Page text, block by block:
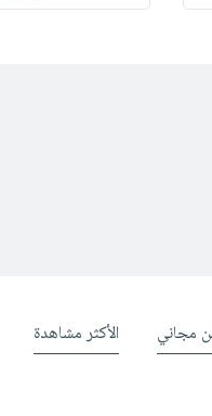
مجاني الأكثر مشاهدة